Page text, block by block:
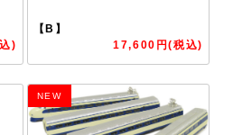
)
【B】
17,600円(税込)
NEW